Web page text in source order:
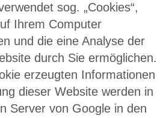
sog. „Cookies“,
Ihrem Computer
und die eine Analyse der
durch Sie ermöglichen.
erzeugten Informationen
dieser Website werden in
Server von Google in den